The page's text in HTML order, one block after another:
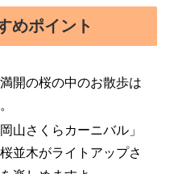
めポイント
開の桜の中のお散歩は
山さくらカーニバル」
並木がライトアップさ